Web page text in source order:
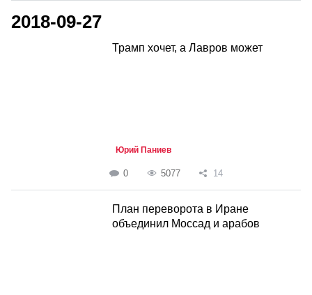
2018-09-27
Трамп хочет, а Лавров может
Юрий Паниев
0 5077 14
План переворота в Иране
объединил Моссад и арабов